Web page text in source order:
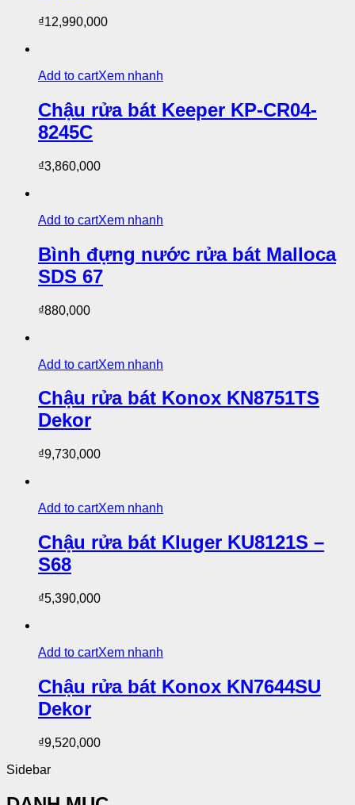
₫12,990,000
Add to cartXem nhanh
Chậu rửa bát Keeper KP-CR04-
8245C
₫3,860,000
Add to cartXem nhanh
Bình đựng nước rửa bát Malloca
SDS 67
₫880,000
Add to cartXem nhanh
Chậu rửa bát Konox KN8751TS
Dekor
₫9,730,000
Add to cartXem nhanh
Chậu rửa bát Kluger KU8121S –
S68
₫5,390,000
Add to cartXem nhanh
Chậu rửa bát Konox KN7644SU
Dekor
₫9,520,000
Sidebar